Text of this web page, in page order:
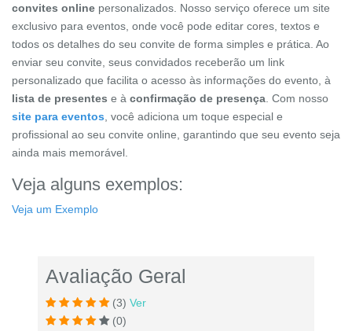
convites online personalizados. Nosso serviço oferece um site
exclusivo para eventos, onde você pode editar cores, textos e
todos os detalhes do seu convite de forma simples e prática. Ao
enviar seu convite, seus convidados receberão um link
personalizado que facilita o acesso às informações do evento, à
lista de presentes e à confirmação de presença . Com nosso
site para eventos , você adiciona um toque especial e
profissional ao seu convite online, garantindo que seu evento seja
ainda mais memorável.
Veja alguns exemplos:
Veja um Exemplo
Avaliação Geral
(3) Ver
(0)